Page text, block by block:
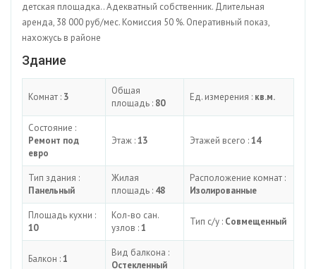
детская площадка.. Адекватный собственник. Длительная
аренда, 38 000 руб/мес. Комиссия 50 %. Оперативный показ,
нахожусь в районе
Здание
Комнат : 3
Общая
площадь : 80
Ед. измерения : кв.м.
Состояние :
Ремонт под
евро
Этаж :13 Этажей всего :14
Тип здания :
Панельный
Жилая
площадь : 48
Расположение комнат :
Изолированные
Площадь кухни :
10
Кол-во сан.
узлов :1
Тип с/у : Совмещенный
Балкон :1
Вид балкона :
Остекленный